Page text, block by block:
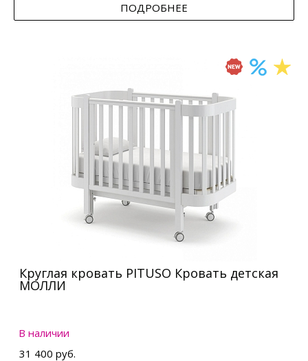
ПОДРОБНЕЕ
Круглая кровать PITUSO Кровать детская
МОЛЛИ
В наличии
31 400 руб.